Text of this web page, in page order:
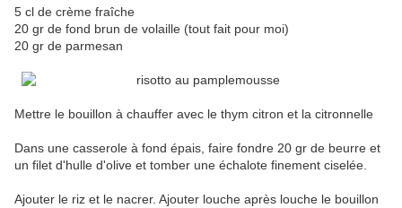
5 cl de crème fraîche
20 gr de fond brun de volaille (tout fait pour moi)
20 gr de parmesan
Mettre le bouillon à chauffer avec le thym citron et la citronnelle
Dans une casserole à fond épais, faire fondre 20 gr de beurre et
un filet d'hulle d'olive et tomber une échalote finement ciselée.
Ajouter le riz et le nacrer. Ajouter louche après louche le bouillon